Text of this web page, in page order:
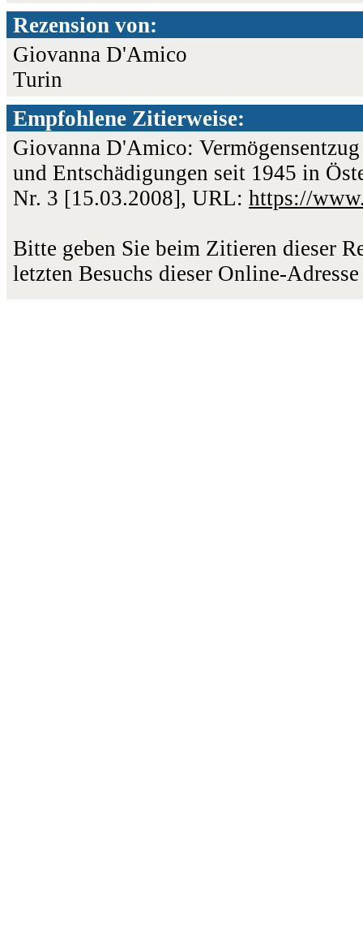
Rezension von:
Giovanna D'Amico
Turin
Empfohlene Zitierweise:
Giovanna D'Amico:
und Entschädigungen seit 1945 in
Nr. 3 [15.03.2008], URL: https://
Bitte geben Sie beim Zitieren dieser
letzten Besuchs dieser Online-Adresse